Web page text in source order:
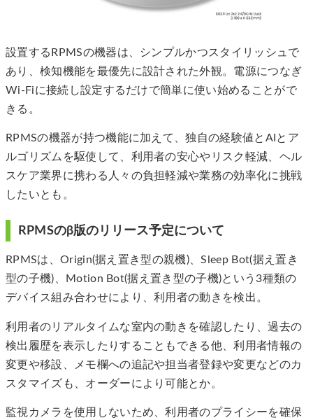
設置するRPMSの機器は、シンプルかつスタイリッシュで
あり、検知機能を最優先に設計された外観。電源につなぎ
Wi-Fiに接続し設定するだけで簡単に使い始めることがで
きる。
RPMSの機器が持つ機能に加えて、独自の経験値とAIとア
ルゴリズムを駆使して、利用者の安心やリスク軽減、ヘル
スケア業界に携わる人々の負担軽減や業務の効率化に挑戦
したいとも。
RPMSのβ版のリリース予定について
RPMSは、Origin(据え置き型の親機)、Sleep Bot(据え置き
型の子機)、Motion Bot(据え置き型の子機)という3種類の
デバイス組み合わせにより、利用者の動きを検出。
利用者のリアルタイムな室内の動きを確認したり、過去の
検出履歴を表示したりすることもできる他、利用者情報の
変更や移設、メモ欄への追記や担当者登録や変更などのカ
スタマイズも、オーダーにより可能とか。
監視カメラを使用しないため、利用者のプライシーを確保